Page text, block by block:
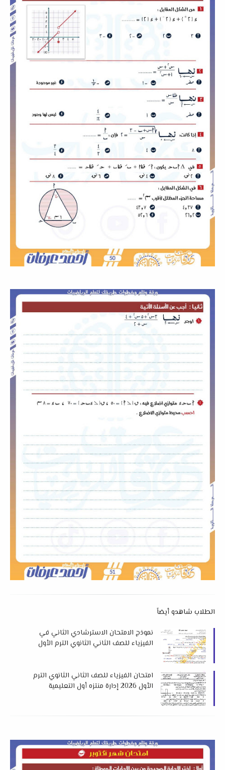
الطلاب شاهدو أيضاً
نموذج الامتحان الاسترشادي الثاني في
الفيزياء للصف الثاني الثانوي الترم الأول
امتحان الفيزياء للصف الثاني الثانوي الترم
الأول 2026 إدارة منتزه أول التعليمية